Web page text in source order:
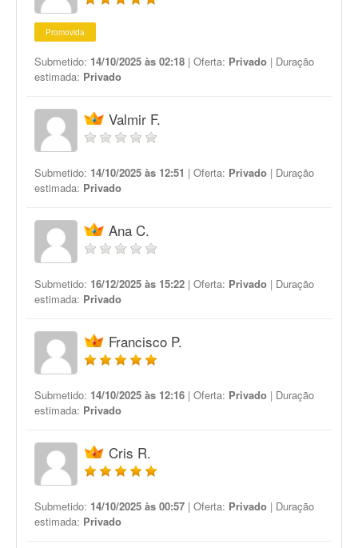
Promovida
Submetido: 14/10/2025 às 02:18 | Oferta: Privado | Duração
estimada: Privado
Valmir F.
Submetido: 14/10/2025 às 12:51 | Oferta: Privado | Duração
estimada: Privado
Ana C.
Submetido: 16/12/2025 às 15:22 | Oferta: Privado | Duração
estimada: Privado
Francisco P.
Submetido: 14/10/2025 às 12:16 | Oferta: Privado | Duração
estimada: Privado
Cris R.
Submetido: 14/10/2025 às 00:57 | Oferta: Privado | Duração
estimada: Privado